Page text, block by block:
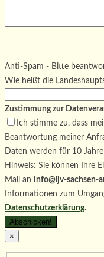
Bitte lasse dieses Feld leer.
Anti-Spam - Bitte
Wie heißt die
Zustimmung zur
Ich stimme zu, dass
Beantwortung meiner
Daten werden für 10
Hinweis: Sie können Ihre
Mail an info@ljv-sachsen-
Informationen zum
Datenschutzerklärung.
×